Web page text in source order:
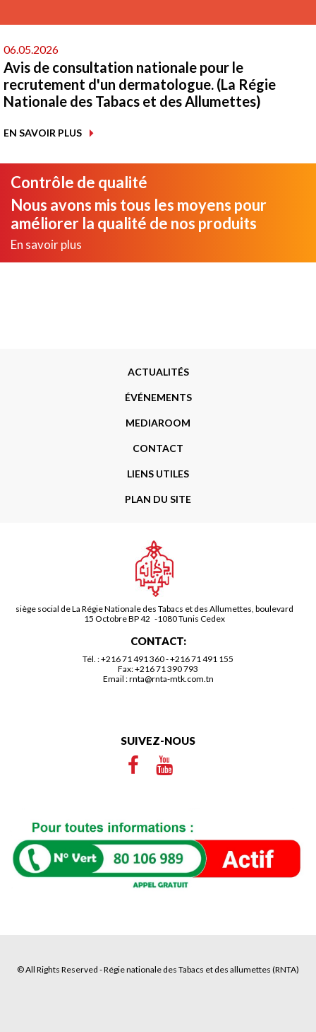
06.05.2026
Avis de consultation nationale pour le
recrutement d'un dermatologue. (La Régie
Nationale des Tabacs et des Allumettes)
EN SAVOIR PLUS
Contrôle de qualité
Nous avons mis tous les moyens pour
améliorer la qualité de nos produits
En savoir plus
ACTUALITÉS
ÉVÉNEMENTS
MEDIAROOM
CONTACT
LIENS UTILES
PLAN DU SITE
siège social de La Régie Nationale des Tabacs et des Allumettes, boulevard
15 Octobre BP 42 -1080 Tunis Cedex
CONTACT:
Tél. :+216 71 491 360-+216 71 491 155
Fax: +216 71 390 793
Email :rnta@rnta-mtk.com.tn
SUIVEZ-NOUS
© All Rights Reserved - Régie nationale des Tabacs et des allumettes (RNTA)